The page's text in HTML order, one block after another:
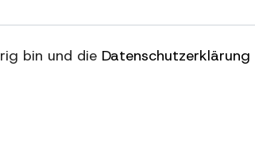
bin und die Datenschutzerklärung